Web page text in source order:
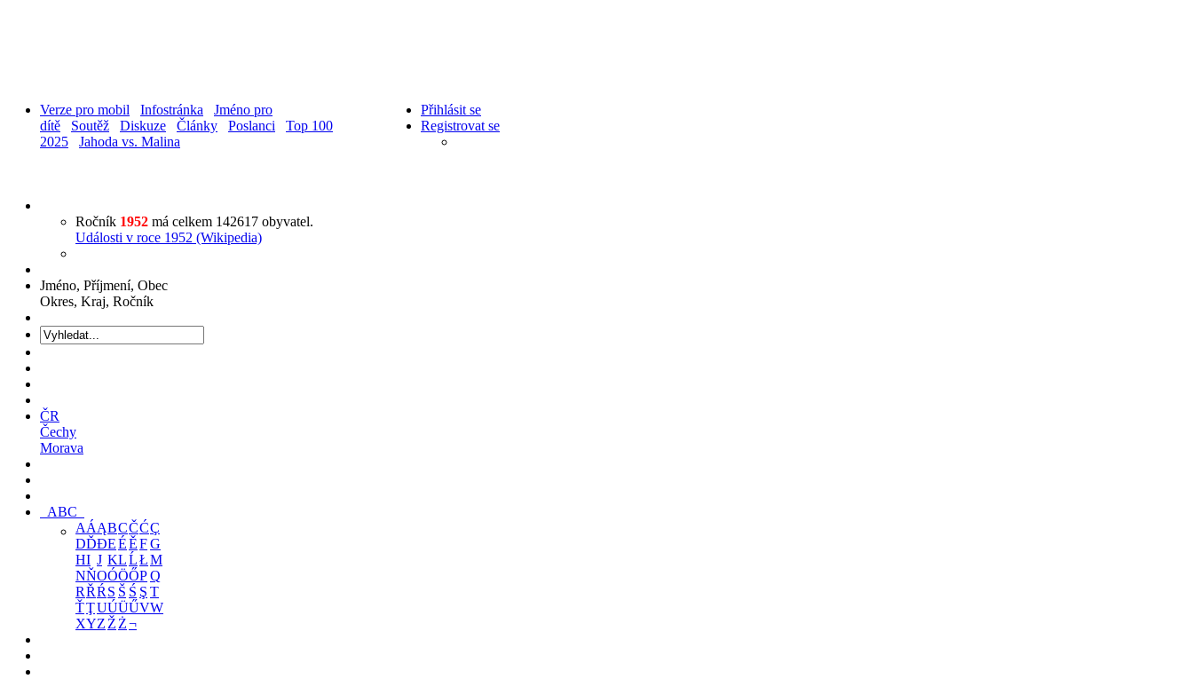
Verze pro mobil Infostránka
Jméno pro
dítě
Soutěž Diskuze Články Poslanci
Top 100
2025
Jahoda vs. Malina
Přihlásit se
Registrovat se
Ročník 1952 má celkem 142617 obyvatel.
Události v roce 1952 (Wikipedia)
Jméno, Příjmení, Obec
Okres, Kraj, Ročník
ČR
Čechy
Morava
ABC
AÁĄBCČĆÇ
DĎĐEÉĚFG
HI J KLĹŁM
NŇOÓÖŐPQ
RŘŔ S Š Ś Ş T
ŤŢUÚÜŰVW
XYZ Ž Ż¬